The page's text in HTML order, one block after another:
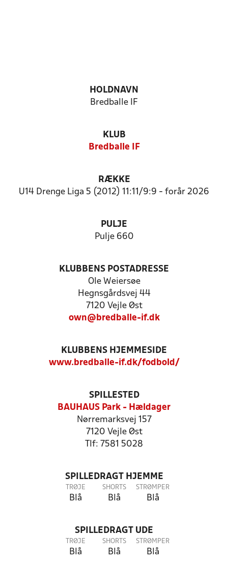
HOLDNAVN
Bredballe IF
KLUB
Bredballe IF
RÆKKE
U14 Drenge Liga 5 (2012) 11:11/9:9 - forår 2026
PULJE
Pulje 660
KLUBBENS POSTADRESSE
Ole Weiersøe
Hegnsgårdsvej 44
7120 Vejle Øst
own@bredballe-if.dk
KLUBBENS HJEMMESIDE
www.bredballe-if.dk/fodbold/
SPILLESTED
BAUHAUS Park - Hældager
Nørremarksvej 157
7120 Vejle Øst
Tlf: 7581 5028
SPILLEDRAGT HJEMME
TRØJE
Blå
SHORTS
Blå
STRØMPER
Blå
SPILLEDRAGT UDE
TRØJE
Blå
SHORTS
Blå
STRØMPER
Blå